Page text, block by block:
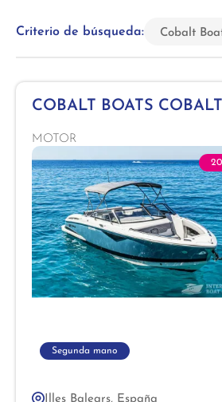
Criterio de búsqueda: Cobalt
Segunda mano
COBALT BOATS
MOTOR
Illes Balears, España